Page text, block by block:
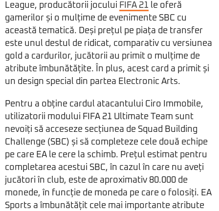
League, producătorii jocului FIFA 21 le oferă
gamerilor și o mulțime de evenimente SBC cu
această tematică. Deși prețul pe piața de transfer
este unul destul de ridicat, comparativ cu versiunea
gold a cardurilor, jucătorii au primit o mulțime de
atribute îmbunătățite. În plus, acest card a primit și
un design special din partea Electronic Arts.
Pentru a obține cardul atacantului Ciro Immobile,
utilizatorii modului FIFA 21 Ultimate Team sunt
nevoiți să acceseze secțiunea de Squad Building
Challenge (SBC) și să completeze cele două echipe
pe care EA le cere la schimb. Prețul estimat pentru
completarea acestui SBC, în cazul în care nu aveți
jucători în club, este de aproximativ 80.000 de
monede, în funcție de moneda pe care o folosiți. EA
Sports a îmbunătățit cele mai importante atribute